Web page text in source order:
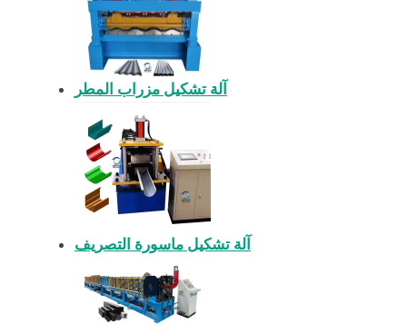
آلة تشكيل مزراب المطر
آلة تشكيل ماسورة التصريف